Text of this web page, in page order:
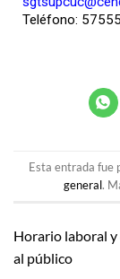
Teléfono:
Esta entrada fue
general.
Horario laboral y
al público